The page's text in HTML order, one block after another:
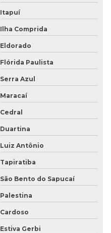
Itapuí
Ilha Comprida
Eldorado
Flórida Paulista
Serra Azul
Maracaí
Cedral
Duartina
Luiz Antônio
Tapiratiba
São Bento do Sapucaí
Palestina
Cardoso
Estiva Gerbi